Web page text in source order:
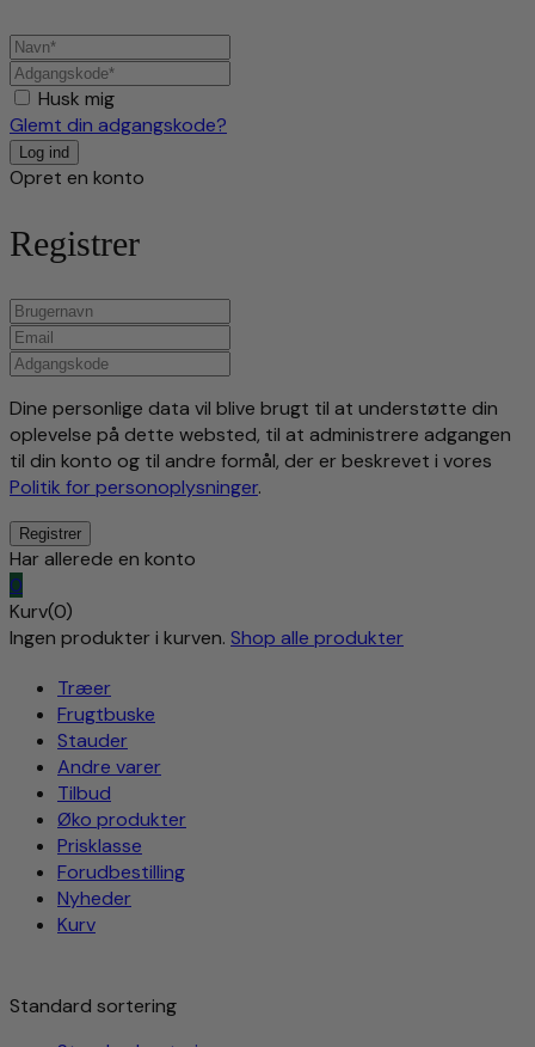
Husk mig
Glemt din adgangskode?
Opret en konto
Registrer
Dine personlige data vil blive brugt til at understøtte din
oplevelse på dette websted, til at administrere adgangen
til din konto og til andre formål, der er beskrevet i vores
Politik for personoplysninger.
Har allerede en konto
0
Kurv(0)
Ingen produkter i kurven. Shop alle produkter
Træer
Frugtbuske
Stauder
Andre varer
Tilbud
Øko produkter
Prisklasse
Forudbestilling
Nyheder
Kurv
Standard sortering